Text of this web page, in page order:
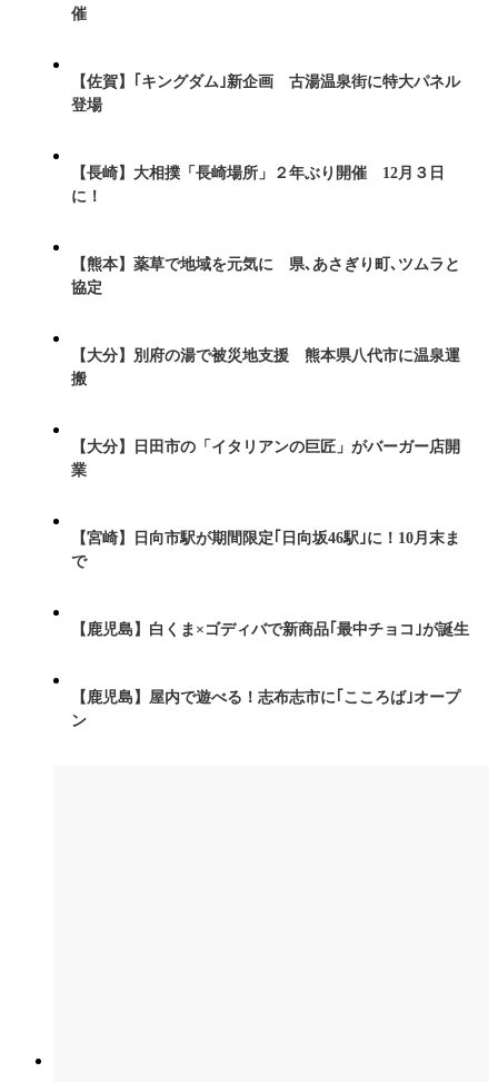
催
【佐賀】｢キングダム｣新企画 古湯温泉街に特大パネル
登場
【長崎】大相撲「長崎場所」２年ぶり開催 12月３日
に！
【熊本】薬草で地域を元気に 県､あさぎり町､ツムラと
協定
【大分】別府の湯で被災地支援 熊本県八代市に温泉運
搬
【大分】日田市の「イタリアンの巨匠」がバーガー店開
業
【宮崎】日向市駅が期間限定｢日向坂46駅｣に！10月末ま
で
【鹿児島】白くま×ゴディバで新商品｢最中チョコ｣が誕生
【鹿児島】屋内で遊べる！志布志市に｢こころば｣オープ
ン